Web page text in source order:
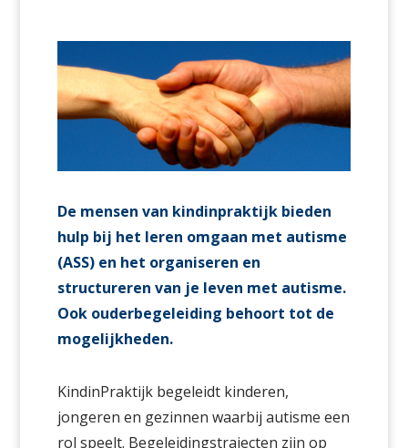
De mensen van kindinpraktijk bieden
hulp bij het leren omgaan met autisme
(ASS) en het organiseren en
structureren van je leven met autisme.
Ook ouderbegeleiding behoort tot de
mogelijkheden.
KindinPraktijk begeleidt kinderen,
jongeren en gezinnen waarbij autisme een
rol speelt. Begeleidingstrajecten zijn op